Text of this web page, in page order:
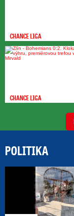
CHANCE LIGA
CHANCE LIGA
POLITIKA